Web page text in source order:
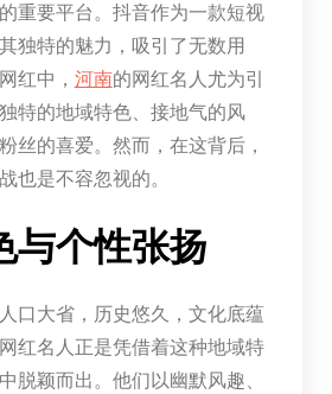
重要平台。抖音作为一款短视
独特的魅力，吸引了无数用
红中， 河南的网红名人尤为引
特的地域特色、接地气的风
丝的喜爱。然而，在这背后，
也是不容忽视的。
与个性张扬
口大省，历史悠久，文化底蕴
红名人正是凭借着这种地域特
脱颖而出。他们以幽默风趣、